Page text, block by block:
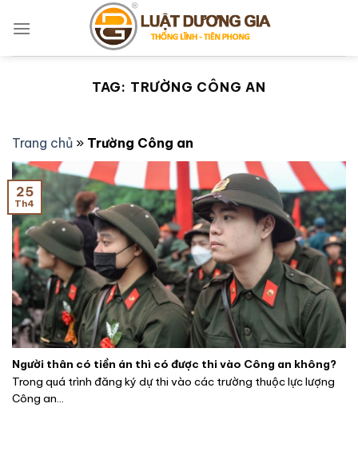
qua
TAG: TRƯỜNG CÔNG AN
Trang chủ » Trường Công an
Người thân có tiền án thì có được thi vào Công an không?
Trong quá trình đăng ký dự thi vào các trường thuộc lực lượng
Công an...
25
Th4